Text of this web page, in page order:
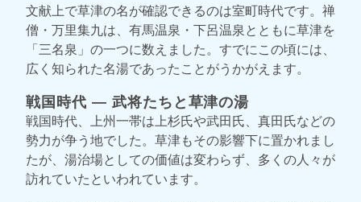
文献上で草津の名が確認できるのは室町時代です。禅
僧・万里集九は、有馬温泉・下呂温泉とともに草津を
「三名泉」の一つに数えました。すでにこの頃には、
広く知られた名湯であったことがうかがえます。
戦国時代 ― 武将たちと草津の湯
戦国時代、上州一帯は上杉氏や武田氏、真田氏などの
勢力が争う地でした。草津もその影響下に置かれまし
たが、湯治場としての価値は変わらず、多くの人々が
訪れていたといわれています。